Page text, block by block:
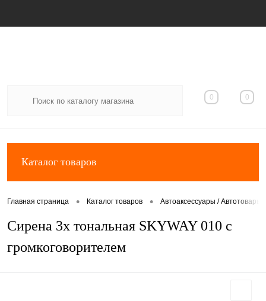
0 0
Каталог товаров
Главная страница • Каталог товаров • Автоаксессуары / Автотовары
Сирена 3х тональная SKYWAY 010 с
громкоговорителем